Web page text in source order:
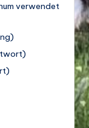
verwendet